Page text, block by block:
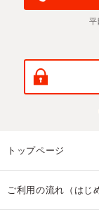
平
トップページ
ご利用の流れ（はじ